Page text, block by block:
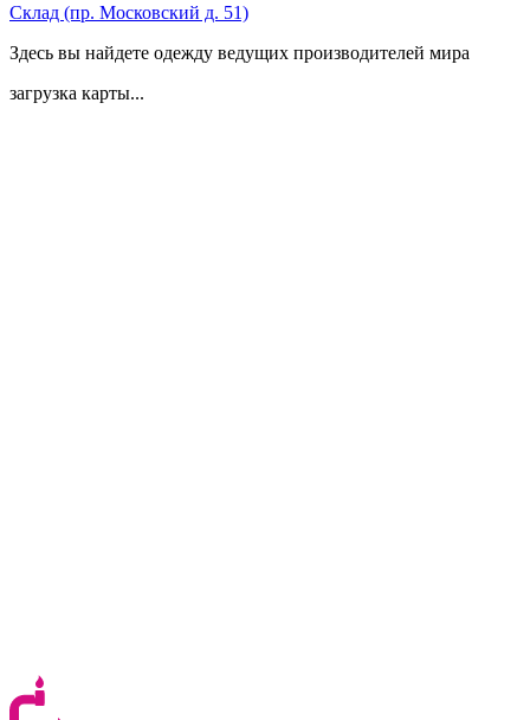
Склад (пр. Московский д. 51)
Здесь вы найдете одежду ведущих производителей мира
загрузка карты...